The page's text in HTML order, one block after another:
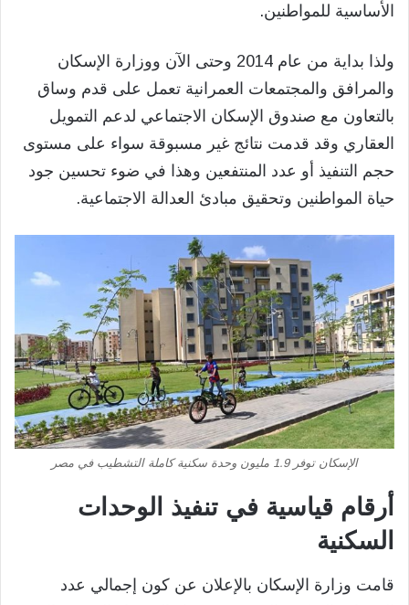
الأساسية للمواطنين.
ولذا بداية من عام 2014 وحتى الآن ووزارة الإسكان
والمرافق والمجتمعات العمرانية تعمل على قدم وساق
بالتعاون مع صندوق الإسكان الاجتماعي لدعم التمويل
العقاري وقد قدمت نتائج غير مسبوقة سواء على مستوى
حجم التنفيذ أو عدد المنتفعين وهذا في ضوء تحسين جود
حياة المواطنين وتحقيق مبادئ العدالة الاجتماعية.
الإسكان توفر 1.9 مليون وحدة سكنية كاملة التشطيب في مصر
أرقام قياسية في تنفيذ الوحدات
السكنية
قامت وزارة الإسكان بالإعلان عن كون إجمالي عدد